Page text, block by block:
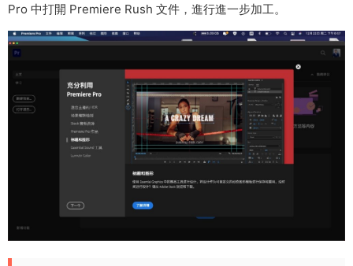
Pro 中打開 Premiere Rush 文件，進行進一步加工。